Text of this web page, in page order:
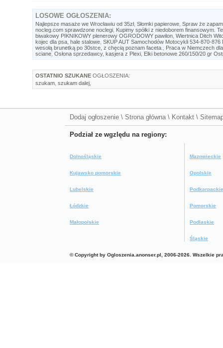
LOSOWE OGŁOSZENIA:
Najlepsze masaże we Wrocławiu od 35zł, Słomki papierowe Spraw że
nocleg.com sprawdzone noclegi Kupimy spółki z niedoborem finansowym.
biwakowy PIKNIKOWY plenerowy OGRODOWY pawilon Wiertnica Ditch
kojec dla psa, hale stalowe SKUP AUT Samochodów Motocykli 534-870-876
wesołą brunetką po 30stce, z chęcią poznam faceta.
Praca w Niemczech
sciane Osłona sprzedawcy, kasjera z Plexi Elki betonowe 260/150/20 gr
OSTATNIO SZUKANE OGŁOSZENIA:
szukam szukam dalej
Dodaj ogłoszenie \ Strona główna \ Kontakt \
Podział ze wgzlędu na regiony:
Dolnośląskie
Kujawsko pomorskie
Lubelskie
Łódzkie
Małopolskie
Mazowieckie
Opolskie
Podkarpackie
Pomorskie
Podlaskie
Śląskie
© Copyright by Ogloszenia.anonser.pl, 2006-2026. Wszelkie